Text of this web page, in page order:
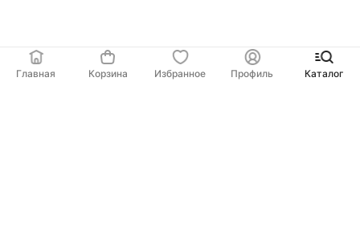
Главная Корзина Избранное Профиль Каталог